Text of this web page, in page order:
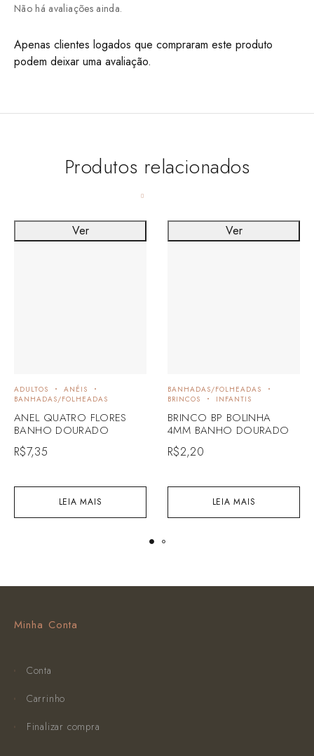
Não há avaliações ainda.
Apenas clientes logados que compraram este produto
podem deixar uma avaliação.
Produtos relacionados
LEIA MAIS
ADULTOS
ANÉIS
BANHADAS/FOLHEADAS
ANEL QUATRO FLORES
BANHO DOURADO
R$7,35
Ver
LEIA MAIS
BANHADAS/FOLHEADAS
BRINCOS
INFANTIS
BRINCO BP BOLINHA
4MM BANHO DOURADO
R$2,20
Ver
Minha Conta
Conta
Carrinho
Finalizar compra